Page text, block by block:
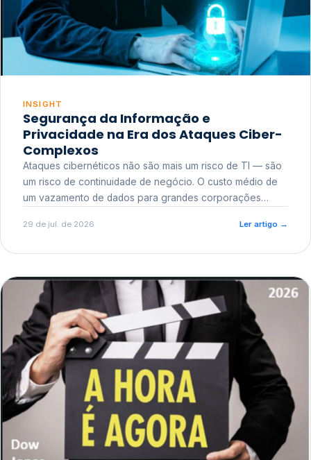
INSIGHT
Segurança da Informação e
Privacidade na Era dos Ataques Ciber-
Complexos
Ataques cibernéticos não são mais um risco de TI — são
um risco de continuidade de negócio. O custo médio de
um vazamento de dados para grandes corporações
reputacional e o risco regulatório junto a órgãos como a
29 de jul. de 2026 Ler artigo →